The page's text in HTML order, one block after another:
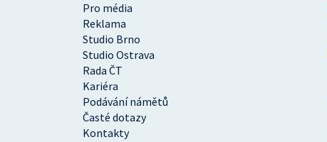
Pro média
Reklama
Studio Brno
Studio Ostrava
Rada ČT
Kariéra
Podávání námětů
Časté dotazy
Kontakty